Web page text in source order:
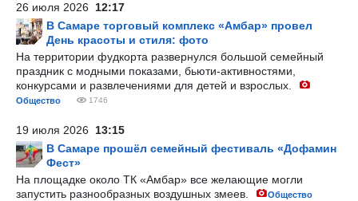
26 июля 2026 12:17
В Самаре торговый комплекс «Амбар» провел
День красоты и стиля: фото
На территории фудкорта развернулся большой семейный
праздник с модными показами, бьюти-активностями,
конкурсами и развлечениями для детей и взрослых.
Общество 1746
19 июля 2026 13:15
В Самаре прошёл семейный фестиваль «Дофамин
Фест»
На площадке около ТК «Амбар» все желающие могли
запустить разнообразных воздушных змеев.
Общество